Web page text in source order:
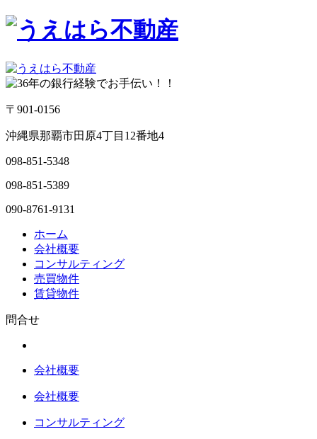
〒901-0156
沖縄県那覇市田原4丁目12番地4
098-851-5348
098-851-5389
090-8761-9131
ホーム
会社概要
コンサルティング
売買物件
賃貸物件
問合せ
会社概要
会社概要
コンサルティング